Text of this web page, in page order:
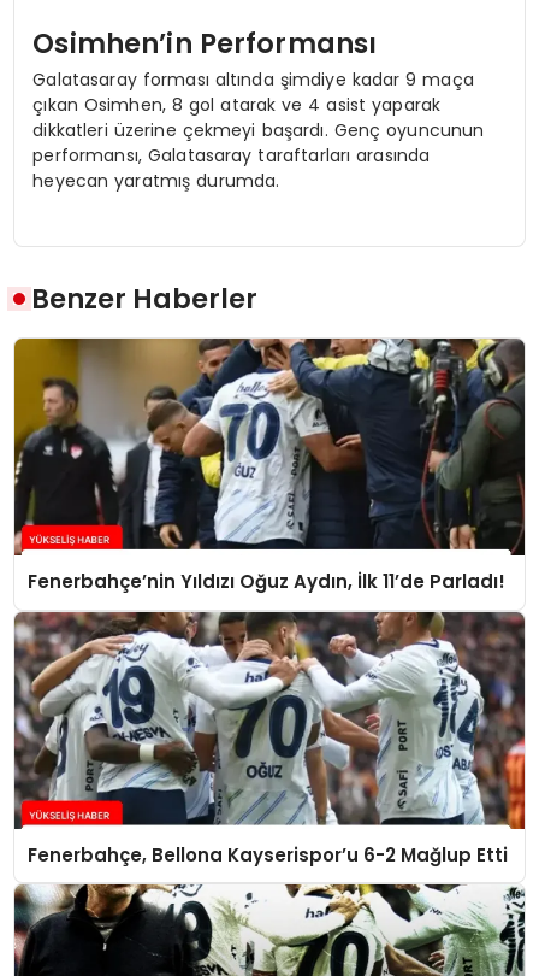
Osimhen’in Performansı
Galatasaray forması altında şimdiye kadar 9 maça
çıkan Osimhen, 8 gol atarak ve 4 asist yaparak
dikkatleri üzerine çekmeyi başardı. Genç oyuncunun
performansı, Galatasaray taraftarları arasında
heyecan yaratmış durumda.
Benzer Haberler
Fenerbahçe’nin Yıldızı Oğuz Aydın, İlk 11’de Parladı!
Fenerbahçe, Bellona Kayserispor’u 6-2 Mağlup Etti